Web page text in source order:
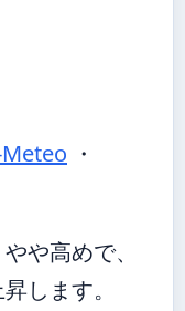
・
や高めで、
します。